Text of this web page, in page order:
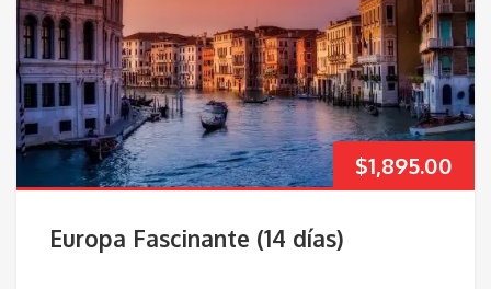
$1,895.00
Europa Fascinante (14 días)